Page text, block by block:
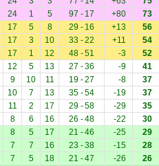
24 1 5 97 - 17 +80
73
17 5 8 29 - 16 +13
56
17 3 10 33 -22 +11
54
17 1 12 48 -51 -3
52
12 5 13 27 -36 -9
41
9 10 11 19 -27 -8
37
10 7 13 35 -54 -19
37
11 2 17 29 -58 -29
35
8 6 16 26 -48 -22
30
8 5 17 21 -46 -25
29
7 7 16 23 -38 -15
28
7 5 18 21 -47 -26
26